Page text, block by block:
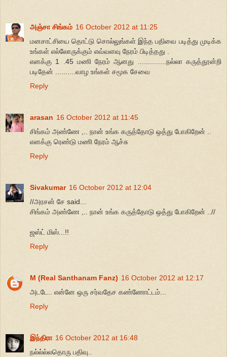
அஞ்சா சிங்கம் 16 October 2012 at 11:25
மனசாட்சியை தொட்டு சொல்லுங்கள் இந்த பதிவை படித்து முடிக்க
உங்கள் எல்லோருக்கும் எவ்வளவு நேரம் பிடித்தது .
எனக்கு 1 .45 மணி நேரம் ஆனது ..............நல்லா கருத்தூன்றி
படிதேன் ..........வாழ உங்கள் சமூக சேவை
Reply
arasan 16 October 2012 at 11:45
சிங்கம் அண்ணே ,.. நான் உங்க கருத்தோடு ஒத்து போகிறேன் ..
எனக்கு ரெண்டு மணி நேரம் ஆச்சு
Reply
Sivakumar 16 October 2012 at 12:04
//அரசன் சே said...
சிங்கம் அண்ணே ,.. நான் உங்க கருத்தோடு ஒத்து போகிறேன் ..//
ஜஸ்ட் மிஸ்...!!
Reply
M (Real Santhanam Fanz) 16 October 2012 at 12:17
அடடே.. என்னே ஒரு சர்வதேச கண்ணோட்டம்...
Reply
இந்திரா 16 October 2012 at 16:48
நல்ல்ல்லதொரு பதிவு..